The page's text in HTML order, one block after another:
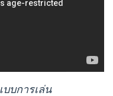
บการเล่น